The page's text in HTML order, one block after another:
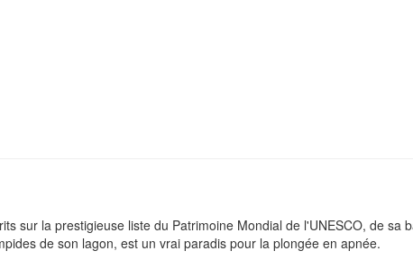
sur la prestigieuse liste du Patrimoine Mondial de l'UNESCO, de sa
de son lagon, est un vrai paradis pour la plongée en apnée.